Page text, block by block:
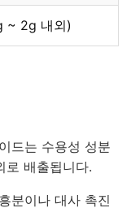
~ 2g 내외)
드는 수용성 성분
로 배출됩니다.
분이나 대사 촉진